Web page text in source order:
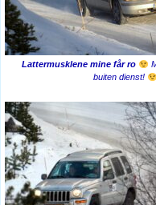
Lattermusklene mine får ro
buiten dienst!